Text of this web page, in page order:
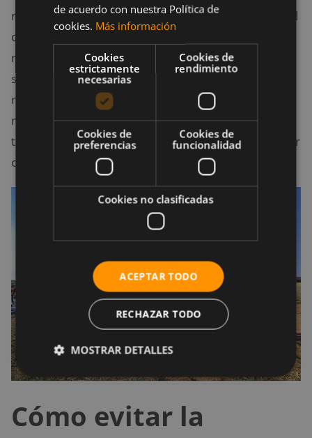
reiteradamente sus bicicletas durante el tiempo total
de la investigación, demostraron tener un 22%
menos de probabilidades de morir durante el
seguimiento que los que nunca lo hicieron. Del
mismo modo, aquellos que continuaron
manteniendo esta dinámica durante este tiempo
tenían un 23% menos de probabilidades de morir por
cualquier causa.
Cómo evitar la
de acuerdo con nuestra Política de
cookies. Más información
Cookies
estrictamente
necesarias
Cookies de
rendimiento
Cookies de
preferencias
Cookies de
funcionalidad
Cookies no clasificadas
ACEPTAR TODO
RECHAZAR TODO
MOSTRAR DETALLES